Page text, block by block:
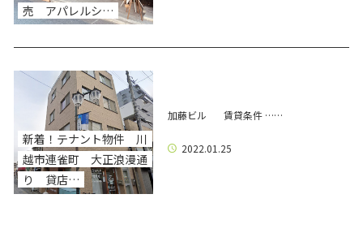
売 アパレルシ…
新着！テナント物件 川
越市連雀町 大正浪漫通
り 貸店…
加藤ビル 賃貸条件 ……
2022.01.25